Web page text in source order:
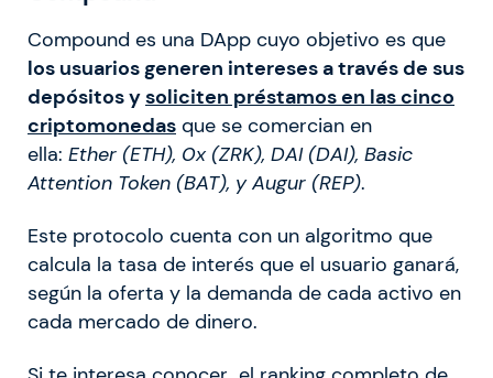
Compound es una DApp cuyo objetivo es que
los usuarios generen intereses a través de sus
depósitos ysoliciten préstamos en las cinco
criptomonedas que se comercian en
ella: Ether (ETH), 0x (ZRK), DAI (DAI), Basic
Attention Token (BAT), y Augur (REP).
Este protocolo cuenta con un algoritmo que
calcula la tasa de interés que el usuario ganará,
según la oferta y la demanda de cada activo en
cada mercado de dinero.